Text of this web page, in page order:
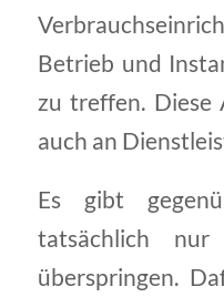
Betrieb und
zu treffen. Diese
auch an
Es gibt
tatsächlich
überspringen.